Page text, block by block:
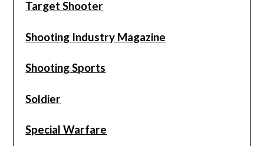
Target Shooter
Shooting Industry Magazine
Shooting Sports
Soldier
Special Warfare